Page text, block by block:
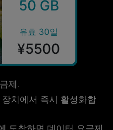
50 GB
유효 30일
¥5500
제.
치에서 즉시 활성화합